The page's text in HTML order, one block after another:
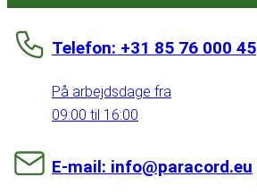
Telefon: +31 85 76 000 45
På arbejdsdage fra
09:00 til 16:00
E-mail: info@paracord.eu